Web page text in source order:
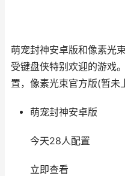
萌宠封神安卓版和像素光
受键盘侠特别欢迎的游戏
置，像素光束官方版(暂未
萌宠封神安卓版
今天28人配置
立即查看